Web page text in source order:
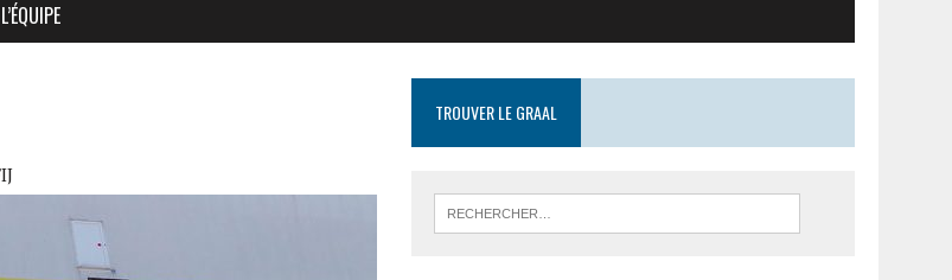
L’ÉQUIPE
TROUVER LE GRAAL